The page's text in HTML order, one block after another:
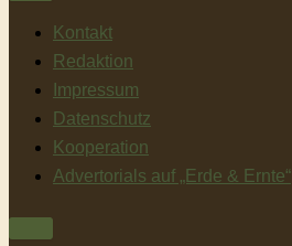
Kontakt
Redaktion
Impressum
Datenschutz
Kooperation
Advertorials auf „Erde & Ernte“